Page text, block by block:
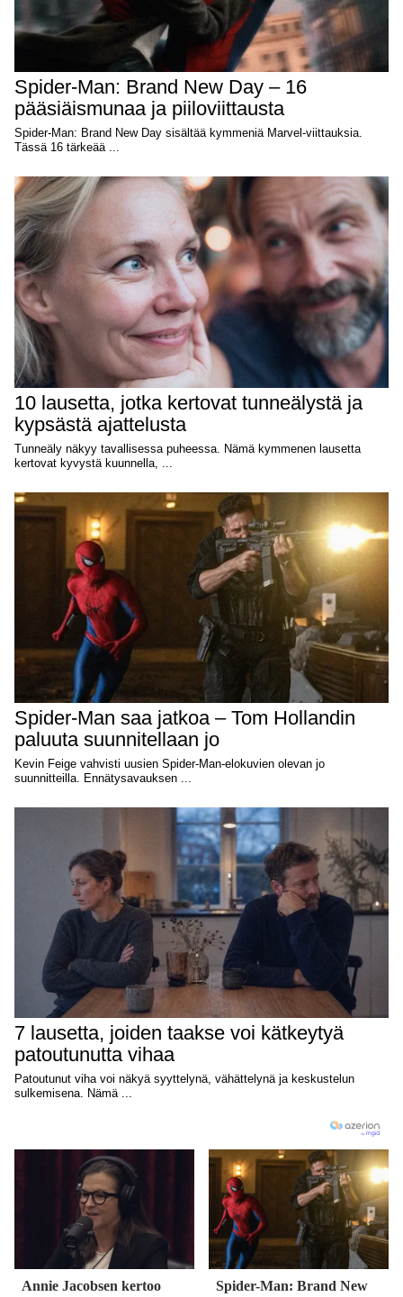
Annie Jacobsen kertoo
Spider-Man: Brand New